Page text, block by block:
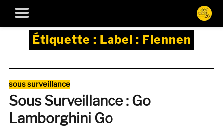
Étiquette : Label : Flennen
Catégories
sous surveillance
Sous Surveillance : Go
Lamborghini Go